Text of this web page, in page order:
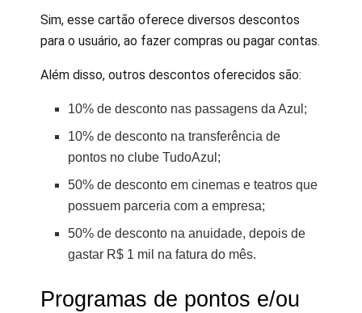
Sim, esse cartão oferece diversos descontos
para o usuário, ao fazer compras ou pagar contas.
Além disso, outros descontos oferecidos são:
10% de desconto nas passagens da Azul;
10% de desconto na transferência de
pontos no clube TudoAzul;
50% de desconto em cinemas e teatros que
possuem parceria com a empresa;
50% de desconto na anuidade, depois de
gastar R$ 1 mil na fatura do mês.
Programas de pontos e/ou